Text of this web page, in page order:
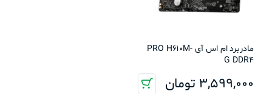
مادربرد ام اس آی PRO H610M-
G DDR4
3,599,000 تومان